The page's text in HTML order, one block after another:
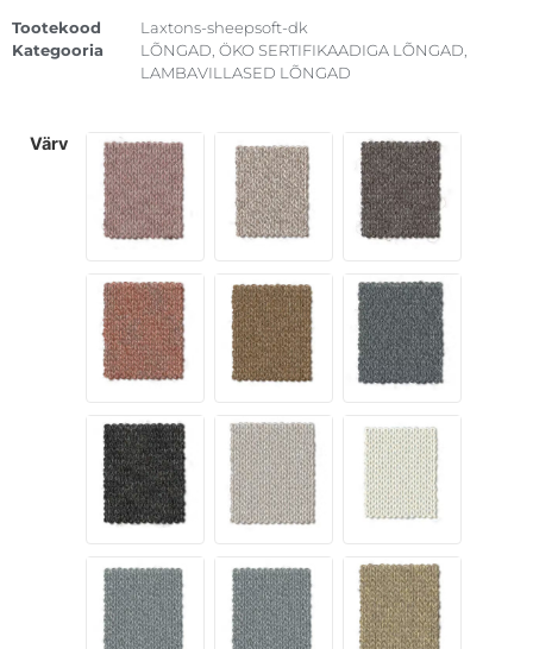
Tootekood
Laxtons-sheepsoft-dk
Kategooria
LÕNGAD ÖKO SERTIFIKAADIGA LÕNGAD
LAMBAVILLASED LÕNGAD
värv